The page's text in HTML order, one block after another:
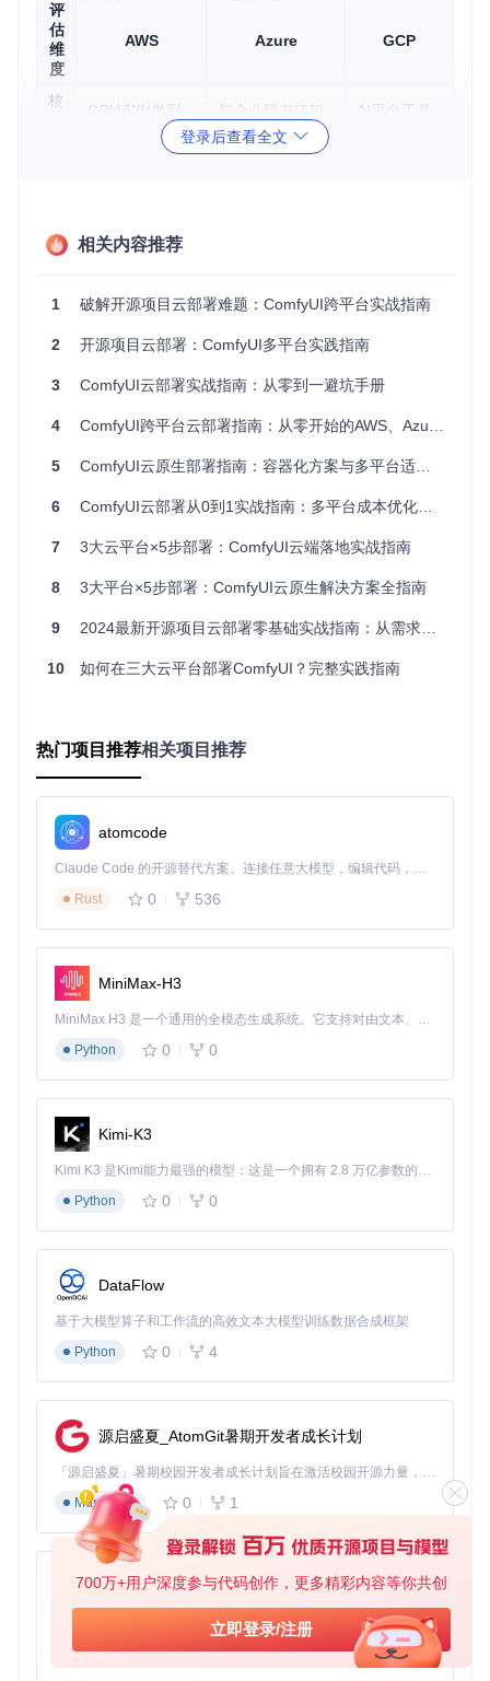
700万+用户深度参与代码创作，更多精彩内容等你共创
立即登录/注册
评
估
维
度
AWS Azure GCP
核
GPU实例类型
丰富，弹性扩展
与企业现有IT架
构集成度高，Offi
ce生态联动便捷
AI平台工具
敏
感
模式灵活但长期
使用成本较高
技
复
度
AWS服务集成
好，操作直观
高，需掌握
bernetes技
用
景
大规模分布式推
企业级混合云部
高
AI研究与原
法迭代频繁
1.2 快速选型流程图
graph TD
    A[开始选型] --> B{核心需求}
    B -->|大规模分布式推理| C[AWS]
    B -->|企业级稳定性| D[Azure]
    B -->|AI研究与原型| E[GCP]
    C --> F[选择p3.8xlarge实例]
    D --> G[配置Blob Storage]
二、实施路径：三大平台部署详解
2.1 AWS部署全流程
核心优势
AWS提供了最丰富的GPU实例选择和成熟的弹性扩展机制，适
合需要处理高并发推理任务的场景。其Deep Learning AMI预
装了CUDA和PyTorch等必要组件，可大幅缩短部署时间。
资源选型
：p3.8xlarge（8 vCPU，32GB内存，V100 GPU×
2，32GB显存）
存储配置
网络要求：启用增强型网络，配置安全组开放8080端口
步骤1：环境准备
# 更新系统并安装依赖
sudo apt update &&
# 克隆项目代码
clone
cd
参数解释：libgl1-mesa-glx和libglib2.0-0是图像处理必要依
赖，缺少会导致Pillow库报错
source venv/bin/activate
# 安装项目依赖
pip install --upgrade pip
错误处理：若出现"torch.cuda.is_available()返回False"，
需重新安装对应CUDA版本的PyTorch：
登录后查看全文
相关内容推荐
1 破解开源项目云部署难题：ComfyUI跨平台实战指南
2 开源项目云部署：ComfyUI多平台实践指南
3 ComfyUI云部署实战指南：从零到一避坑手册
4 ComfyUI跨平台云部署指南：从零开始的AWS、Azure、GCP实践方案
5 ComfyUI云原生部署指南：容器化方案与多平台适配实践
6 ComfyUI云部署从0到1实战指南：多平台成本优化与资源配置策略
7 3大云平台×5步部署：ComfyUI云端落地实战指南
8 3大平台×5步部署：ComfyUI云原生解决方案全指南
9 2024最新开源项目云部署零基础实战指南：从需求到落地全流程
10 如何在三大云平台部署ComfyUI？完整实践指南
热门项目推荐相关项目推荐
atomcode
Claude Code 的开源替代方案。连接任意大模型，编辑代码，运行命令，自动验证 — 全自动执行。用 Rust 构建，极致性能。 ｜ An open-source alternative to Claude Code. Connect any LLM, edit code, run commands, and verify changes — autonomously. Built in Rust for speed. Get Started
Rust
0 536
MiniMax-H3
MiniMax H3 是一个通用的全模态生成系统。它支持对由文本、图像、视频和音频组成的多模态上下文进行统一理解，并能生成分辨率高达 2K、时长可达 15 秒的带原生立体声音频的视频。得益于面向任务泛化的系统设计，H3 在预训练阶段就已具备广泛的多模态上下文理解与生成能力，能够出色地执行复杂的多模态指令。
Python
0 0
Kimi-K3
Kimi K3 是Kimi能力最强的模型：这是一个拥有 2.8 万亿参数的混合专家（MoE）模型，具备原生视觉理解能力，并支持 100 万 token 的上下文窗口。
Python
0 0
DataFlow
基于大模型算子和工作流的高效文本大模型训练数据合成框架
Python
0 4
源启盛夏_AtomGit暑期开发者成长计划
「源启盛夏」暑期校园开发者成长计划旨在激活校园开源力量，通过积分激励、认证扶持、资源倾斜等形式，引导高校组织和开发者完成「入驻 — 建项目 — 做贡献 — 获认证 — 得资源」的完整闭环。无论你是想带领社团入驻平台的组织者，还是希望用代码贡献证明自己的开发者，都能在这里找到属于你的成长路径。
Markdown
0 1
py-xiaozhi
基于Python的Xiaozhi AI，适用于想要完整Xiaozhi体验而无需拥有专用硬件的用户。
Python
0 1